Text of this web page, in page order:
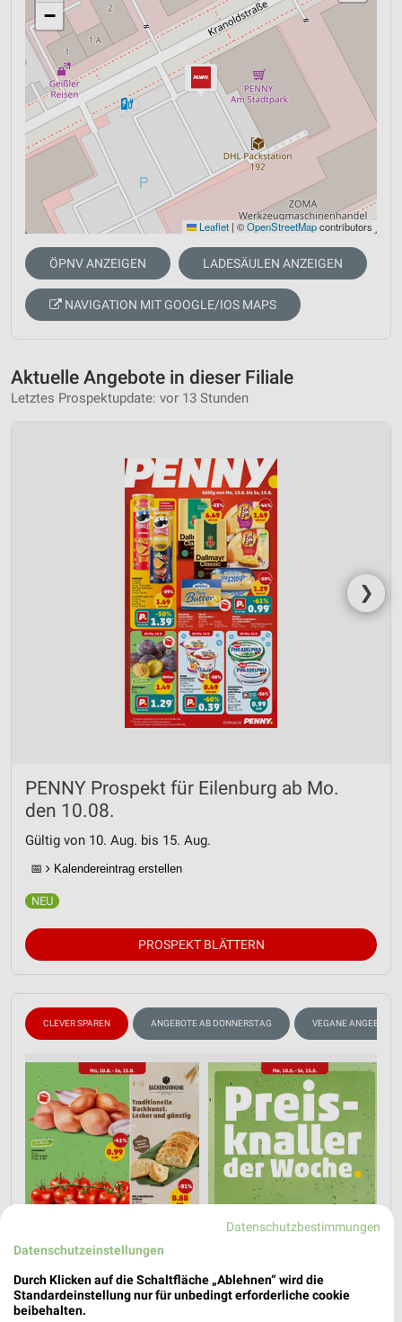
−
Leaflet | ©OpenStreetMapcontributors
ÖPNV ANZEIGEN LADESÄULEN ANZEIGEN
NAVIGATION MIT GOOGLE/IOS MAPS
Aktuelle Angebote in dieser Filiale
Letztes Prospektupdate: vor 13 Stunden
❯
PENNY Prospekt für Eilenburg ab Mo.
den 10.08.
Gültig von 10. Aug. bis 15. Aug.
📅 Kalendereintrag erstellen
PROSPEKT BLÄTTERN
CLEVER SPAREN ANGEBOTE AB DONNERSTAG VEGANE ANGEBOTE
Datenschutzbestimmungen
Datenschutzeinstellungen
Durch Klicken auf die Schaltfläche „Ablehnen“ wird die
Standardeinstellung nur für unbedingt erforderliche cookie
beibehalten.